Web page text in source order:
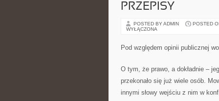
PRZEPISY
POSTED BY ADMIN
POSTED
WYŁĄCZONA
Pod względem opinii publicznej
O tym, że prawo, a dokładnie –
przekonało się już wiele osób.
innymi słowy wejściu z nim w